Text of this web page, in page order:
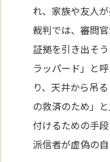
れ、家族や友人
裁判では、審問
証拠を引き出そ
ラッパード」と
り、天井から吊
の救済のため」
付けるための手
派信者が虚偽の